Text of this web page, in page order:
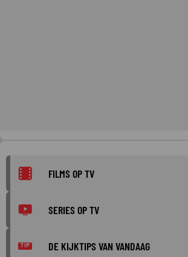
FILMS OP TV
SERIES OP TV
TIP DE KIJKTIPS VAN VANDAAG